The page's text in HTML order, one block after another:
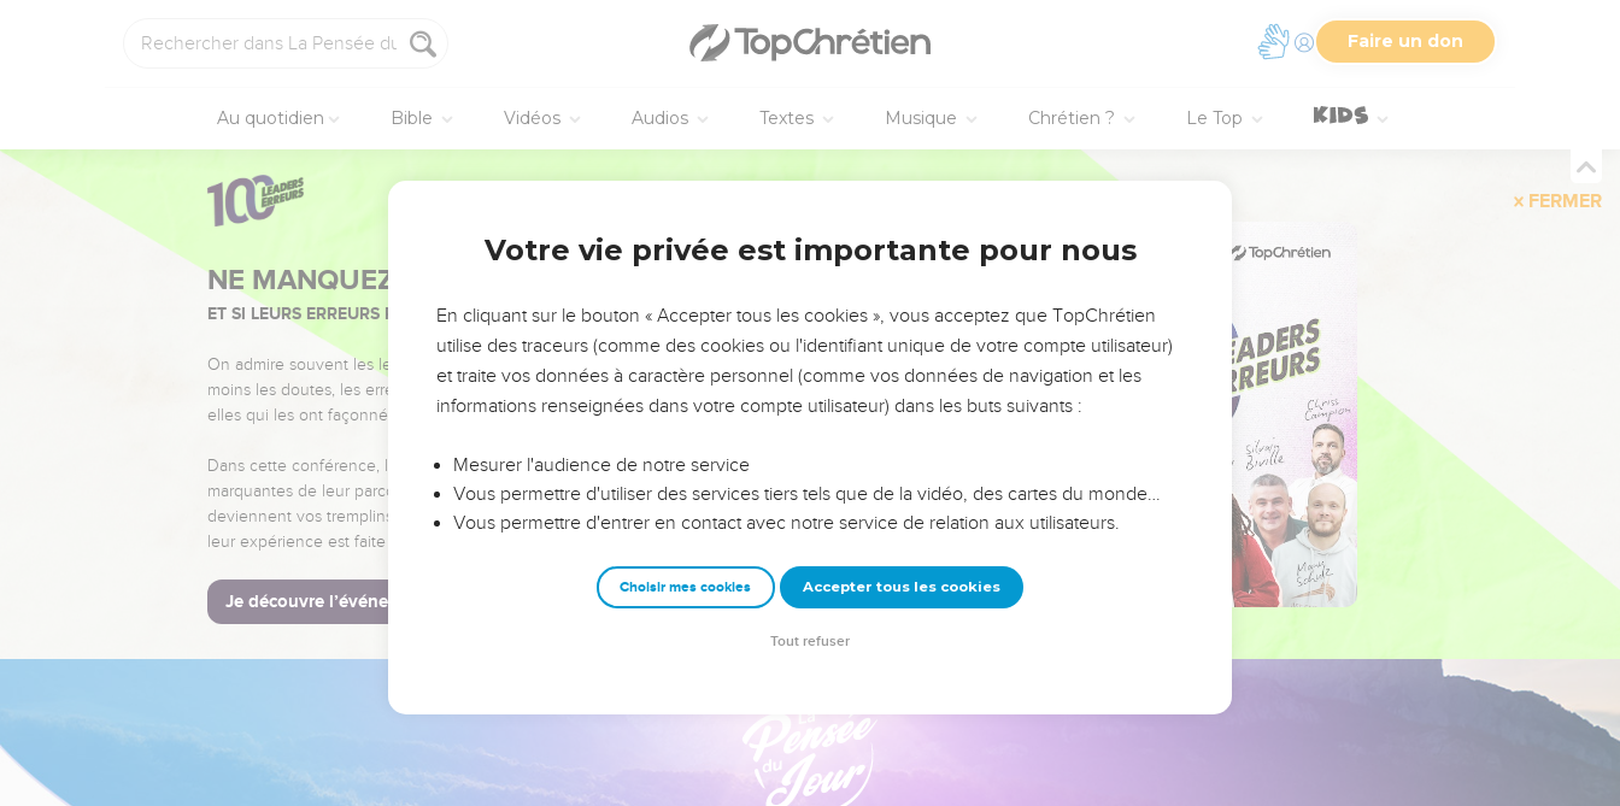
Faire un don
Au quotidien Bible Vidéos Audios Textes Musique Chrétien ? Le Top
FERMER
NE MANQUEZ PAS L’ÉVÉNEMENT DE L’ANNÉE !
ET SI LEURS ERREURS POUVAIENT VOUS ÉVITER LES VOTRES ?
On admire souvent les leaders pour leurs réussites, leur impact, leur foi ou leur vision. Mais on voit
moins les doutes, les erreurs et les saisons difficiles qu'ils ont traversés, alors même que ce sont
elles qui les ont façonnés.
Dans cette conférence, leaders, entrepreneurs, et responsables reviennent sur les erreurs
marquantes de leur parcours et les clés pour avancer avec plus de sagesse afin que leurs erreurs
deviennent vos tremplins. Que vous guidiez un ministère, une équipe, un groupe ou une famille,
leur expérience est faite pour vous.
Je découvre l’événement
Votre vie privée est importante pour nous
En cliquant sur le bouton « Accepter tous les cookies », vous acceptez que TopChrétien
utilise des traceurs (comme des cookies ou l'identifiant unique de votre compte utilisateur)
et traite vos données à caractère personnel (comme vos données de navigation et les
informations renseignées dans votre compte utilisateur) dans les buts suivants :
Mesurer l'audience de notre service
Vous permettre d'utiliser des services tiers tels que de la vidéo, des cartes du monde…
Vous permettre d'entrer en contact avec notre service de relation aux utilisateurs.
Choisir mes cookies Accepter tous les cookies
Tout refuser